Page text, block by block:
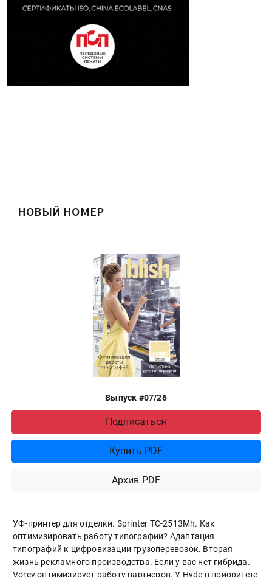
НОВЫЙ НОМЕР
Выпуск #07/26
Подписаться
Купить PDF
Архив PDF
УФ-принтер для отделки. Sprinter ТС-2513Mh. Как
оптимизировать работу типографии? Адаптация
типографий к цифровизации грузоперевозок. Вторая
жизнь рекламного производства. Если у вас нет гибрида.
Vorey оптимизирует работу партнеров. У Hyde в приоритете